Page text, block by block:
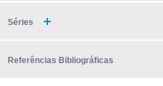
Séries
Referências Bibliográficas